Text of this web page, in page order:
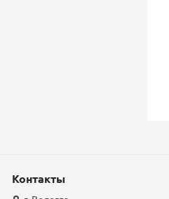
Контакты